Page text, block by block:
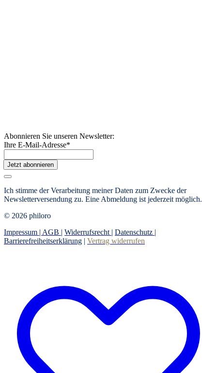
Abonnieren Sie unseren Newsletter:
Ihre E-Mail-Adresse*
Jetzt abonnieren
Ich stimme der Verarbeitung meiner Daten zum Zwecke der
Newsletterversendung zu. Eine Abmeldung ist jederzeit möglich.
© 2026 philoro
Impressum | AGB | Widerrufsrecht | Datenschutz |
Barrierefreiheitserklärung | Vertrag widerrufen